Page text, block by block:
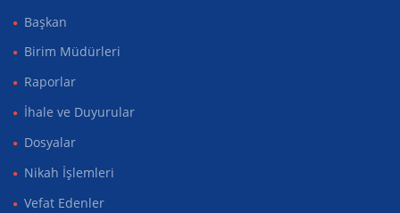
Başkan
Birim Müdürleri
Raporlar
İhale ve Duyurular
Dosyalar
Nikah İşlemleri
Vefat Edenler